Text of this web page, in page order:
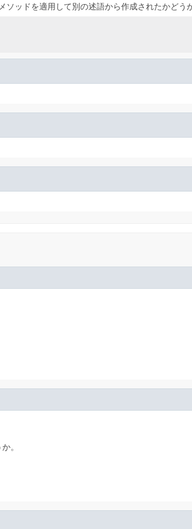
メソッドを適用して別の述語から作成されたかどう
。